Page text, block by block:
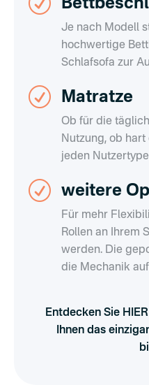
Je nach Modell
hochwertige
Schlafsofa zur
R Matratze
Ob für die
Nutzung, ob
jeden
R weitere
Für mehr
Rollen an Ihrem
werden. Die
die Mechanik
Entdecken Sie HIER
Ihnen das